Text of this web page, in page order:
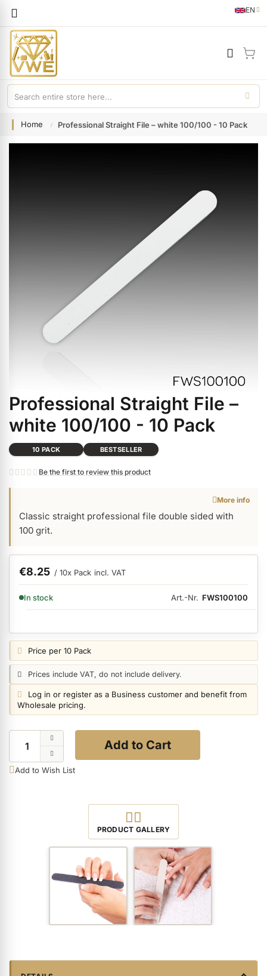
Language
EN
English
My
Christmas Time anzeigen
Gel anzeigen
Gel Polish anzeigen
Acrylic anzeigen
Nail Polish and Liquids anzeigen
Nail Art anzeigen
Nail Files, Tools & Accessories anzeigen
Hygiene anzeigen
Skintrix anzeigen
Hand & Body Care anzeigen
Beauty Accessories anzeigen
Packaging and Retail Displays anzeigen
Customer Gifts anzeigen
Home Professional Straight File – white 100/100 - 10 Pack
Skip
the
beginning
of
the
images
Professional Straight File –
white 100/100 - 10 Pack
10 PACK BESTSELLER
Be the first to review this product
More info
Classic straight professional file double sided with
100 grit.
€8.25 / 10x Pack incl. VAT
AVAILABILITY:
In stock Art.-Nr. FWS100100
Price notice:
Price per 10 Pack
Price notice:
Prices include VAT, do not include delivery.
Login notice:
Log in or register as a Business customer and benefit from
Wholesale pricing.
Add to Cart
Add to Wish List
View all Product Images
PRODUCT GALLERY